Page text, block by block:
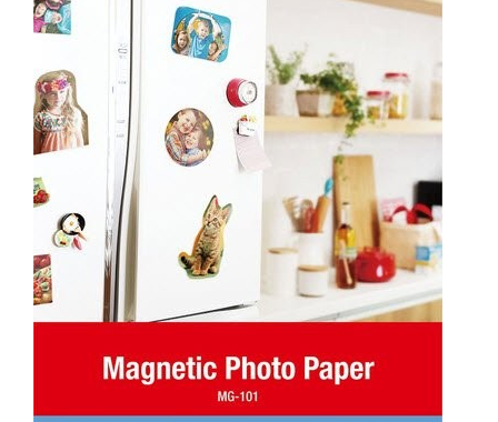
KABELI I KONEKTORI
MREŽNA OPREMA
PRINTERI
POTROŠNI
POTROŠAČKA ELEKTRONIKA
OSTALO